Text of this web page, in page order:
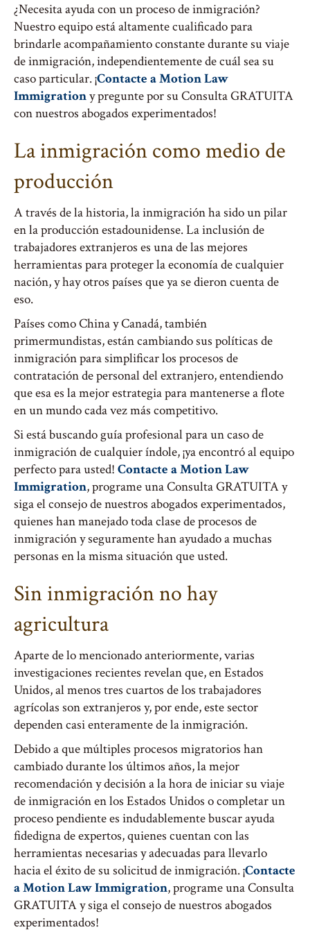
¿Necesita ayuda con un proceso de inmigración?
Nuestro equipo está altamente cualificado para
brindarle acompañamiento constante durante su viaje
de inmigración, independientemente de cuál sea su
caso particular. ¡Contacte a Motion Law
Immigrationy pregunte por su Consulta GRATUITA
con nuestros abogados experimentados!
La inmigración como medio de
producción
A través de la historia, la inmigración ha sido un pilar
en la producción estadounidense. La inclusión de
trabajadores extranjeros es una de las mejores
herramientas para proteger la economía de cualquier
nación, y hay otros países que ya se dieron cuenta de
eso.
Países como China y Canadá, también
primermundistas, están cambiando sus políticas de
inmigración para simplificar los procesos de
contratación de personal del extranjero, entendiendo
que esa es la mejor estrategia para mantenerse a flote
en un mundo cada vez más competitivo.
Si está buscando guía profesional para un caso de
inmigración de cualquier índole, ¡ya encontró al equipo
perfecto para usted! Contacte a Motion Law
Immigration, programe una Consulta GRATUITA y
siga el consejo de nuestros abogados experimentados,
quienes han manejado toda clase de procesos de
inmigración y seguramente han ayudado a muchas
personas en la misma situación que usted.
Sin inmigración no hay
agricultura
Aparte de lo mencionado anteriormente, varias
investigaciones recientes revelan que, en Estados
Unidos, al menos tres cuartos de los trabajadores
agrícolas son extranjeros y, por ende, este sector
dependen casi enteramente de la inmigración.
Debido a que múltiples procesos migratorios han
cambiado durante los últimos años, la mejor
recomendación y decisión a la hora de iniciar su viaje
de inmigración en los Estados Unidos o completar un
proceso pendiente es indudablemente buscar ayuda
fidedigna de expertos, quienes cuentan con las
herramientas necesarias y adecuadas para llevarlo
hacia el éxito de su solicitud de inmigración. ¡Contacte
a Motion Law Immigration, programe una Consulta
GRATUITA y siga el consejo de nuestros abogados
experimentados!